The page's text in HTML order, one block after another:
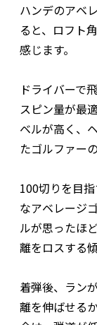
ハンデのアベ
ると、ロフト
感じます。
ドライバーで
スピン量が最
ベルが高く、
たゴルファー
100切りを目
なアベレージ
ルが思ったほ
離をロスする
着弾後、ラン
離を伸ばせる